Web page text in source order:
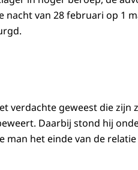
nacht van 28 februari op 1
verdachte geweest die
Daarbij stond hij
man het einde van de